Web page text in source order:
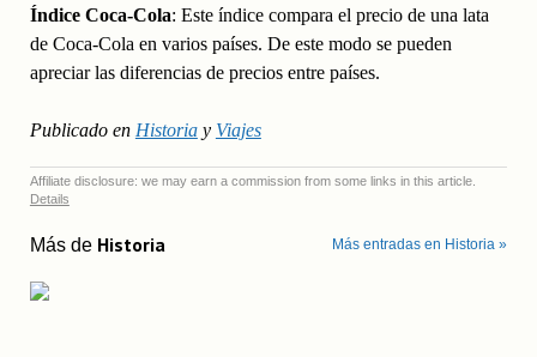
Índice Coca-Cola: Este índice compara el precio de una lata
de Coca-Cola en varios países. De este modo se pueden
apreciar las diferencias de precios entre países.
Publicado en Historiay Viajes
Affiliate disclosure: we may earn a commission from some links in this article.
Details
Más de Historia Más entradas en Historia »